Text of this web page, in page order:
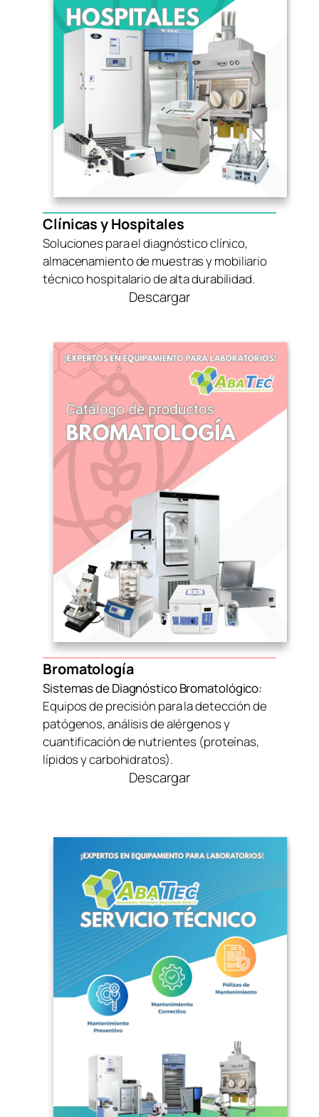
Clínicas y Hospitales
Soluciones para el diagnóstico clínico,
almacenamiento de muestras y mobiliario
técnico hospitalario de alta durabilidad.
Descargar
Bromatología
Sistemas de Diagnóstico Bromatológico:
Equipos de precisión para la detección de
patógenos, análisis de alérgenos y
cuantificación de nutrientes (proteínas,
lípidos y carbohidratos).
Descargar